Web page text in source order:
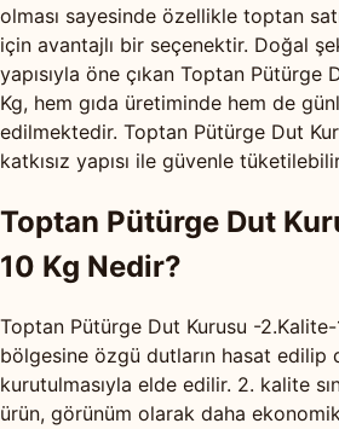
olması sayesinde özellikle toptan
için avantajlı bir seçenektir. Doğal
yapısıyla öne çıkan Toptan Pütürge
Kg, hem gıda üretiminde hem de
edilmektedir. Toptan Pütürge Dut
katkısız yapısı ile güvenle
Toptan Pütürge Dut
10 Kg Nedir?
Toptan Pütürge Dut Kurusu -
bölgesine özgü dutların hasat edilip
kurutulmasıyla elde edilir. 2. kalite
ürün, görünüm olarak daha